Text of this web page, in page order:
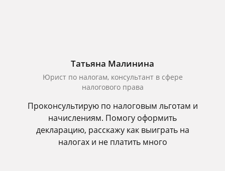
Татьяна Малинина
Юрист по налогам, консультант в сфере
налогового права
Проконсультирую по налоговым льготам и
начислениям. Помогу оформить
декларацию, расскажу как выиграть на
налогах и не платить много